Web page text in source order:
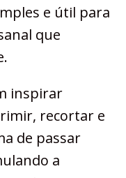
e útil para
que
inspirar
recortar e
de passar
a